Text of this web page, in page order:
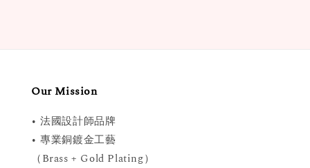
Our Mission
• 法國設計師品牌
• 專業銅鍍金工藝
（Brass + Gold Plating）